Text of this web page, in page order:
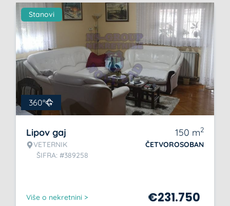
Stanovi
360°
Lipov gaj
VETERNIK
ŠIFRA: #389258
150 m2
ČETVOROSOBAN
Više o nekretnini > €231.750